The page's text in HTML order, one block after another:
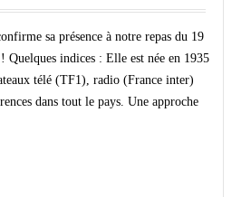
sa présence à notre repas du 19
Quelques indices : Elle est née en 1935
télé (TF1), radio (France inter)
dans tout le pays. Une approche